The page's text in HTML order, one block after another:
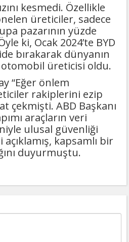
kesmedi. Özellikle
üreticiler, sadece
pazarının yüzde
ki, Ocak 2024’te BYD
bırakarak dünyanın
üreticisi oldu.
“Eğer önlem
rakiplerini ezip
çekmişti. ABD Başkanı
araçların veri
ulusal güvenliği
kapsamlı bir
duyurmuştu.